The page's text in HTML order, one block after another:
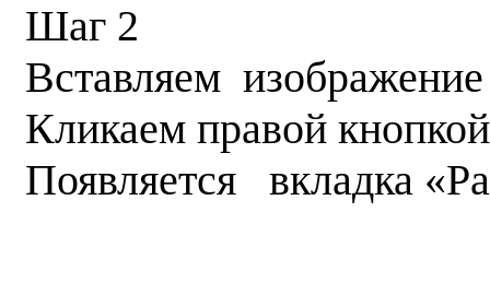
Шаг 2
Вставляем
Кликаем правой
Появляется вкладка